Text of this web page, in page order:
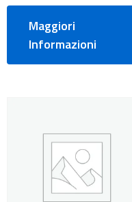
Maggiori
Informazioni